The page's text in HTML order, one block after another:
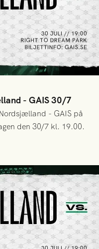
- GAIS 30/7
- GAIS på
den 30/7 kl. 19.00.